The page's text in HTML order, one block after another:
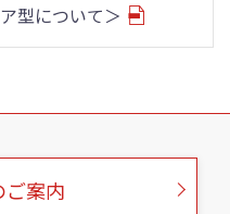
型について＞
ご案内